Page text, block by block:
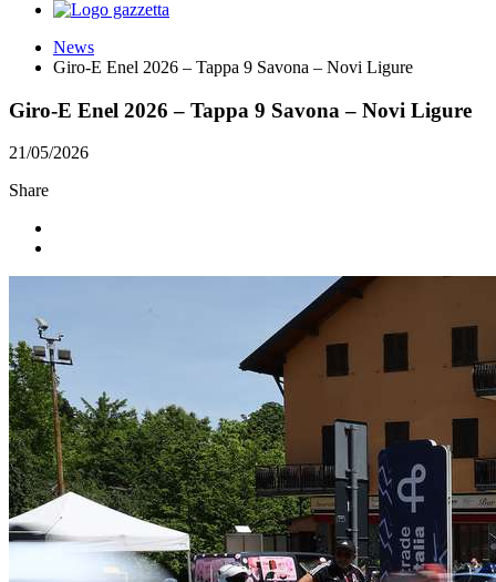
News
Giro-E Enel 2026 – Tappa 9 Savona – Novi Ligure
Giro-E Enel 2026 – Tappa 9 Savona – Novi Ligure
21/05/2026
Share